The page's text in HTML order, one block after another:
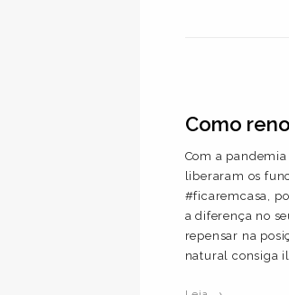
Como
Com a
liberaram os
#ficaremcasa,
a diferença no
repensar na
natural consiga